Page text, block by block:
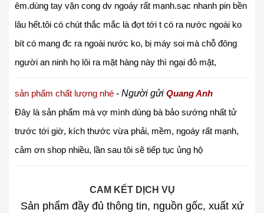
êm.dùng tay vặn cong dv ngoáy rất mạnh.sạc nhanh pin bền
lâu hết.tôi có chút thắc mắc là đợt tới t có ra nước ngoài ko
bít có mang đc ra ngoài nước ko, bị máy soi mà chỗ đông
người an ninh họ lôi ra mặt hàng này thì ngại đỏ mặt,
sản phẩm chất lượng nhé - Người gửi Quang Anh
Đây là sản phẩm mà vợ mình dùng bà bảo sướng nhất tử
trước tới giờ, kích thước vừa phải, mềm, ngoáy rất mạnh,
cảm ơn shop nhiều, lần sau tôi sẽ tiếp tục ủng hộ
CAM KẾT DỊCH VỤ
Sản phẩm đầy đủ thông tin, nguồn gốc, xuất xứ